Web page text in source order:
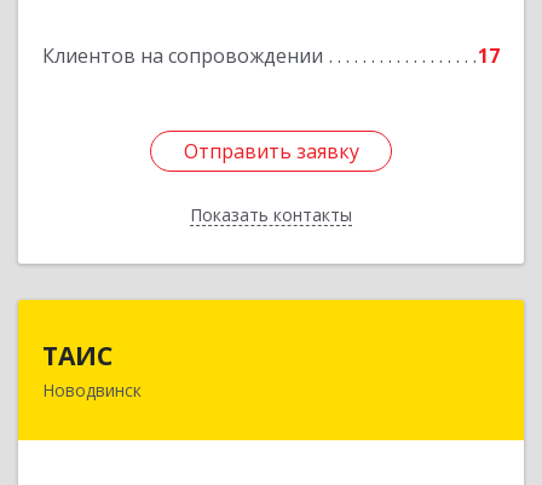
Клиентов на сопровождении 17
Отправить заявку
Показать контакты
Отправить заявку
Назад
ТАИС
Новодвинск164902, Архангельская обл, Новодвинск г,